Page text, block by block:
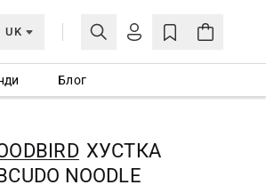
UK
МОЯ ОБЛІКІВКА
Ще не зареєстровані?
СТВОРИТИ ОБЛІКІВКУ
Блог
ХУСТКА
NOODLE